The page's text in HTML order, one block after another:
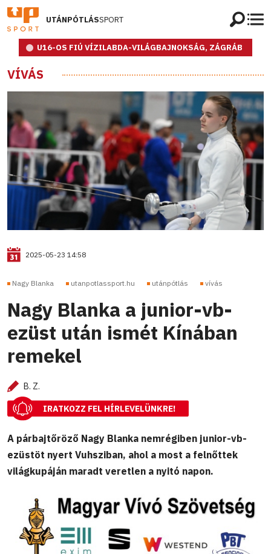
UTÁNPÓTLÁSSPORT
U16-OS FIÚ VÍZILABDA-VILÁGBAJNOKSÁG, ZÁGRÁB
VÍVÁS
2025-05-23 14:58
Nagy Blanka utanpotlassport.hu utánpótlás vívás
Nagy Blanka a junior-vb-
ezüst után ismét Kínában
remekel
B. Z.
IRATKOZZ FEL HÍRLEVELÜNKRE!
A párbajtőröző Nagy Blanka nemrégiben junior-vb-
ezüstöt nyert Vuhsziban, ahol a most a felnőttek
világkupáján maradt veretlen a nyitó napon.